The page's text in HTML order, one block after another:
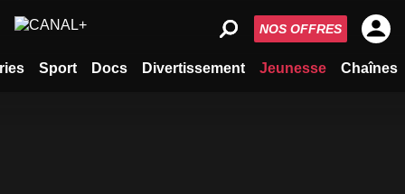
Sport Docs Divertissement Jeunesse Chaînes
NOS OFFRES